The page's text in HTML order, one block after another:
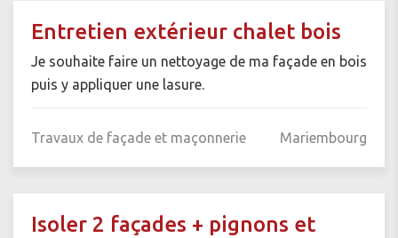
Entretien extérieur chalet bois
Je souhaite faire un nettoyage de ma façade en bois
puis y appliquer une lasure.
Travaux de façade et maçonnerie Mariembourg
Isoler 2 façades + pignons et